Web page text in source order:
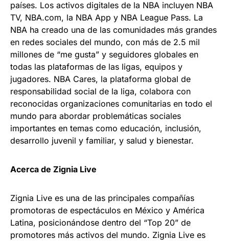
países. Los activos digitales de la NBA incluyen NBA
TV, NBA.com, la NBA App y NBA League Pass. La
NBA ha creado una de las comunidades más grandes
en redes sociales del mundo, con más de 2.5 mil
millones de “me gusta” y seguidores globales en
todas las plataformas de las ligas, equipos y
jugadores. NBA Cares, la plataforma global de
responsabilidad social de la liga, colabora con
reconocidas organizaciones comunitarias en todo el
mundo para abordar problemáticas sociales
importantes en temas como educación, inclusión,
desarrollo juvenil y familiar, y salud y bienestar.
Acerca de Zignia Live
Zignia Live es una de las principales compañías
promotoras de espectáculos en México y América
Latina, posicionándose dentro del “Top 20” de
promotores más activos del mundo. Zignia Live es